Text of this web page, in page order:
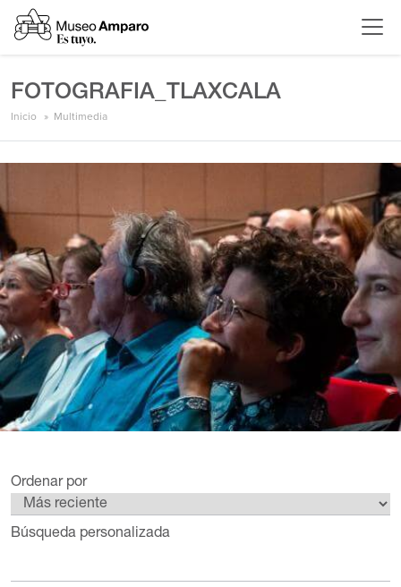
FOTOGRAFIA_TLAXCALA
Inicio Multimedia
Ordenar por
Búsqueda personalizada